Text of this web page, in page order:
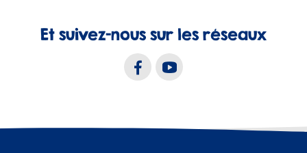
Et suivez-nous sur les réseaux